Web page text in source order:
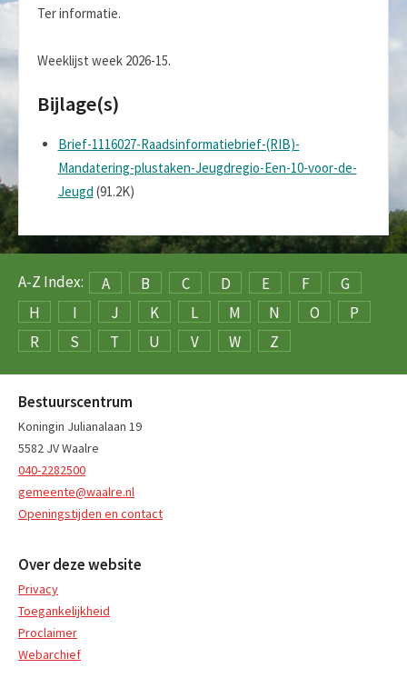
Ter informatie.
Weeklijst week 2026-15.
Bijlage(s)
Brief-1116027-Raadsinformatiebrief-(RIB)-
Mandatering-plustaken-Jeugdregio-Een-10-voor-de-
Jeugd (91.2K)
A-Z Index: A B C D E F
G
H
I J K L M N O
P
R
S T U V W Z
Bestuurscentrum
Koningin Julianalaan 19
5582 JV Waalre
040-2282500
gemeente@waalre.nl
Openingstijden en contact
Over deze website
Privacy
Toegankelijkheid
Proclaimer
Webarchief